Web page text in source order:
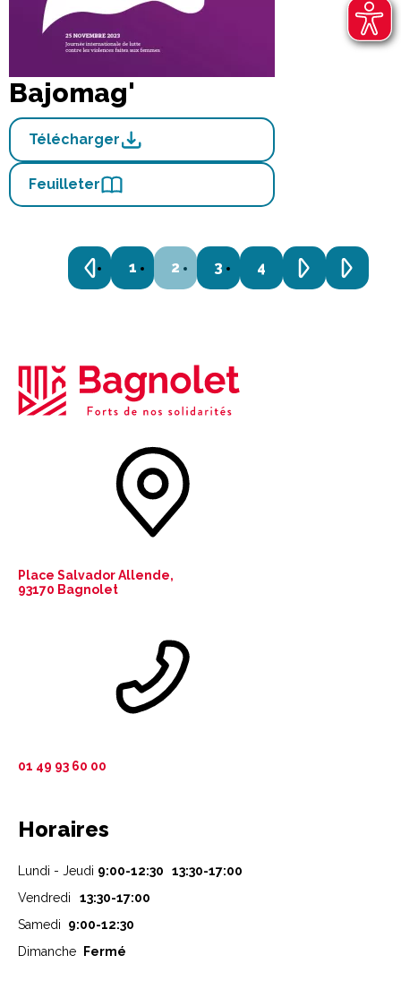
Bajomag'
Télécharger
Feuilleter
1 2 3 4
Place Salvador Allende,
93170 Bagnolet
01 49 93 60 00
Horaires
Lundi - Jeudi 9:00-12:30 13:30-17:00
Vendredi
13:30-17:00
Samedi 9:00-12:30
Dimanche
Fermé